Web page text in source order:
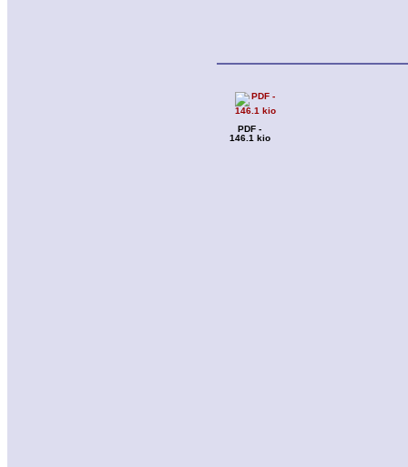
PDF -
146.1 kio